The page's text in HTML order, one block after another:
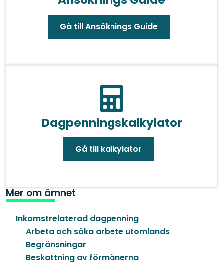
Gå till Ansöknings Guide
Dagpenningskalkylator
Gå till kalkylator
Mer om ämnet
Inkomstrelaterad dagpenning
Arbeta och söka arbete utomlands
Begränsningar
Beskattning av förmånerna